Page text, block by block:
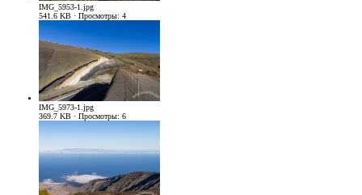
IMG_5953-1.jpg
541.6 KB · Просмотры: 4
IMG_5973-1.jpg
369.7 KB · Просмотры: 6